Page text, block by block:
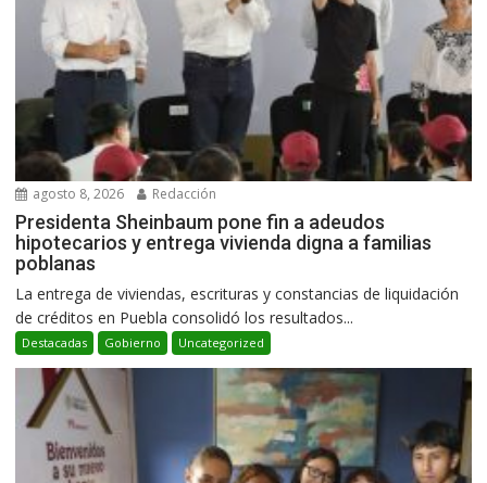
agosto 8, 2026 Redacción
Presidenta Sheinbaum pone fin a adeudos
hipotecarios y entrega vivienda digna a familias
poblanas
La entrega de viviendas, escrituras y constancias de liquidación
de créditos en Puebla consolidó los resultados...
Destacadas Gobierno Uncategorized